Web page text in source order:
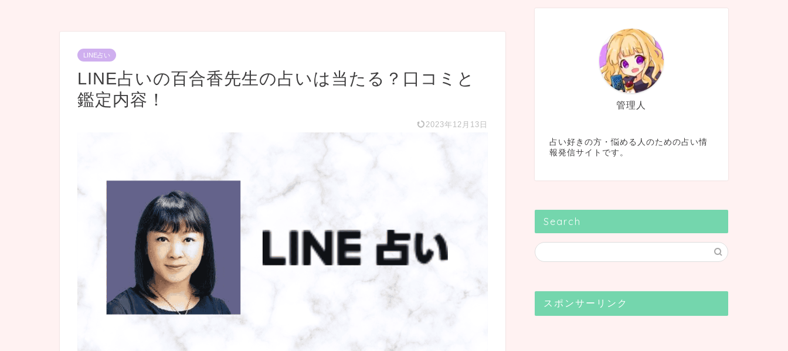
LINE占い
LINE占いの百合香先生の占いは当たる？口コミと
鑑定内容！
2023年12月13日
管理人
占い好きの方・悩める人のための占い情
報発信サイトです。
Search
スポンサーリンク